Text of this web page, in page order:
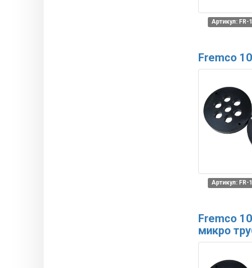
Артикул: FR-
Fremco
Артикул: FR-
Fremco
микро